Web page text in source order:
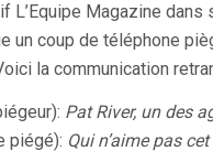
L’Equipe Magazine
un coup de téléphone
la communication
Pat River, un des
piégé): Qui n’aime pas